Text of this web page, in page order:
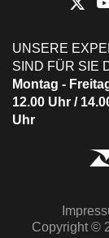
UNSERE
SIND FÜR SIE
Montag -
12.00 Uhr /
Uhr
Copyright ©